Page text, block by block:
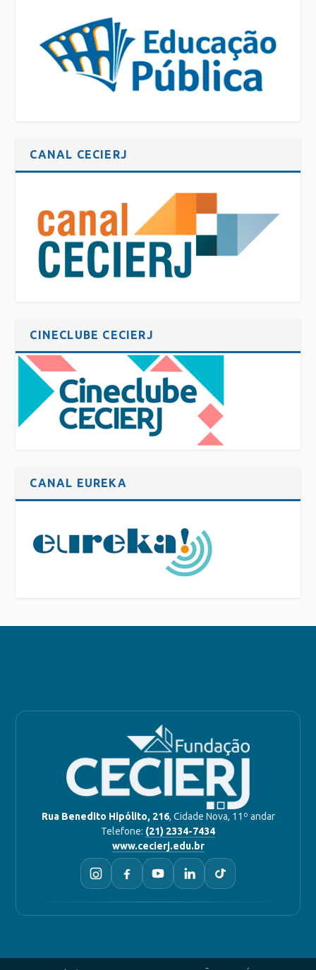
CANAL CECIERJ
CINECLUBE CECIERJ
CANAL EUREKA
Rua Benedito Hipólito, 216, Cidade Nova, 11º andar
Telefone: (21) 2334-7434
www.cecierj.edu.br